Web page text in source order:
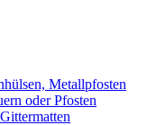
Metallpfosten
oder Pfosten